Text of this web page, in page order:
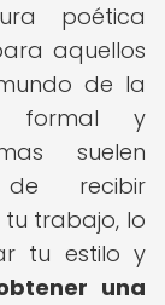
poética
aquellos
de la
formal y
suelen
recibir
trabajo, lo
tu estilo y
una